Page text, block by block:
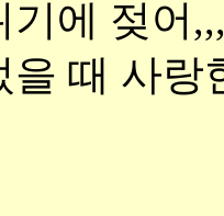
기에 젖어
을 때 사랑